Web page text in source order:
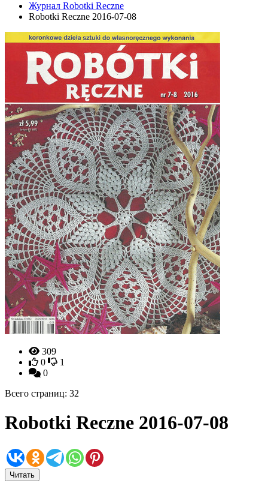
Журнал Robotki Reczne
Robotki Reczne 2016-07-08
309
0
1
0
Всего страниц: 32
Robotki Reczne 2016-07-08
Читать